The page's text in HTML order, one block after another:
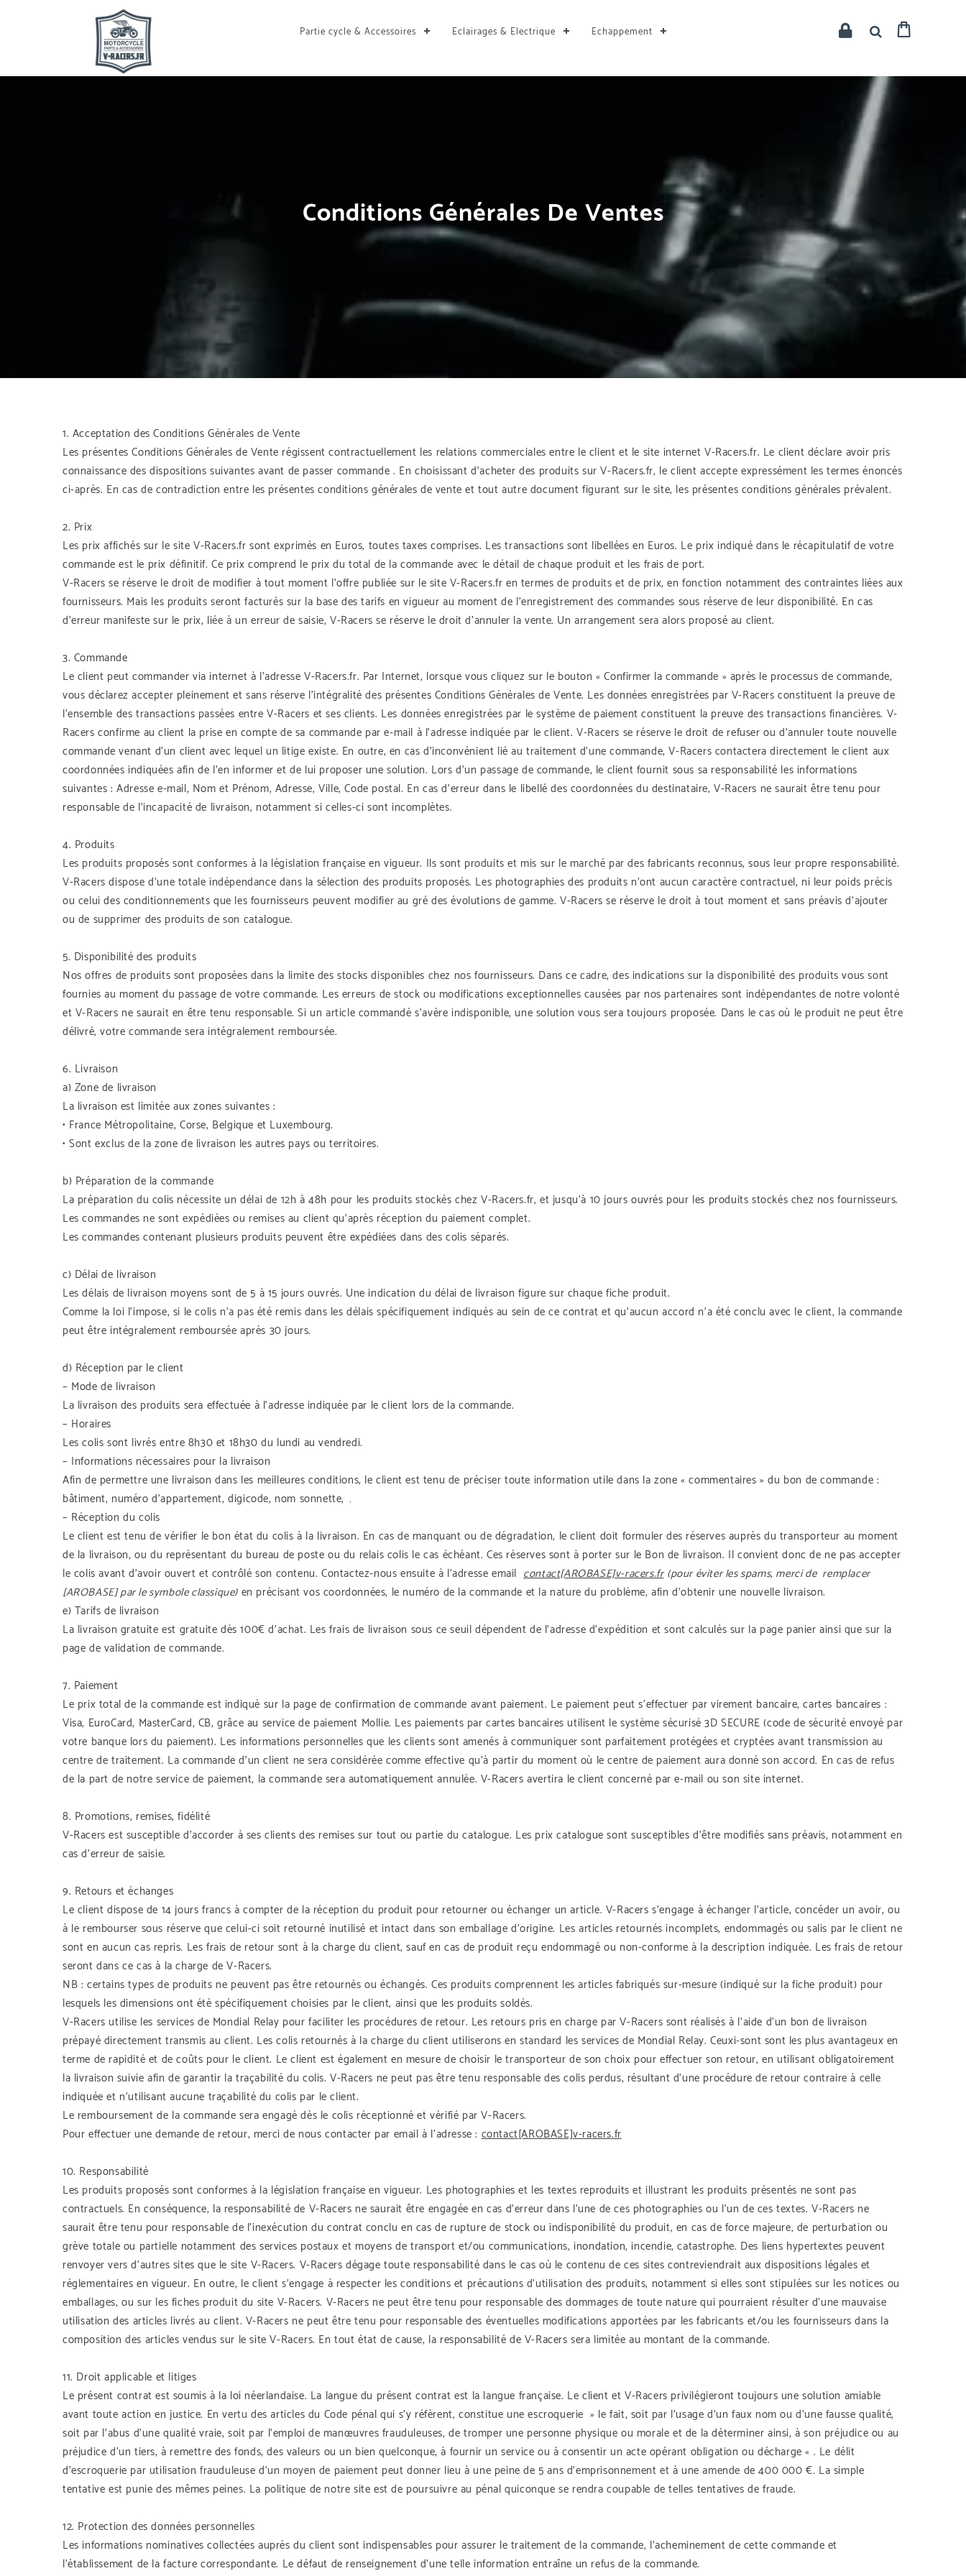
Partie cycle & Accessoires Eclairages & Electrique Echappement
Conditions Générales De Ventes
1. Acceptation des Conditions Générales de Vente
Les présentes Conditions Générales de Vente régissent contractuellement les relations commerciales entre le client et le site internet V-Racers.fr. Le client déclare avoir pris
connaissance des dispositions suivantes avant de passer commande . En choisissant d’acheter des produits sur V-Racers.fr, le client accepte expressément les termes énoncés
ci-après. En cas de contradiction entre les présentes conditions générales de vente et tout autre document figurant sur le site, les présentes conditions générales prévalent.
2. Prix
Les prix affichés sur le site V-Racers.fr sont exprimés en Euros, toutes taxes comprises. Les transactions sont libellées en Euros. Le prix indiqué dans le récapitulatif de votre
commande est le prix définitif. Ce prix comprend le prix du total de la commande avec le détail de chaque produit et les frais de port.
V-Racers se réserve le droit de modifier à tout moment l’offre publiée sur le site V-Racers.fr en termes de produits et de prix, en fonction notamment des contraintes liées aux
fournisseurs. Mais les produits seront facturés sur la base des tarifs en vigueur au moment de l’enregistrement des commandes sous réserve de leur disponibilité. En cas
d’erreur manifeste sur le prix, liée à un erreur de saisie, V-Racers se réserve le droit d’annuler la vente. Un arrangement sera alors proposé au client.
3. Commande
Le client peut commander via internet à l’adresse V-Racers.fr. Par Internet, lorsque vous cliquez sur le bouton « Confirmer la commande » après le processus de commande,
vous déclarez accepter pleinement et sans réserve l’intégralité des présentes Conditions Générales de Vente. Les données enregistrées par V-Racers constituent la preuve de
l’ensemble des transactions passées entre V-Racers et ses clients. Les données enregistrées par le système de paiement constituent la preuve des transactions financières. V-
Racers confirme au client la prise en compte de sa commande par e-mail à l’adresse indiquée par le client. V-Racers se réserve le droit de refuser ou d’annuler toute nouvelle
commande venant d’un client avec lequel un litige existe. En outre, en cas d’inconvénient lié au traitement d’une commande, V-Racers contactera directement le client aux
coordonnées indiquées afin de l’en informer et de lui proposer une solution. Lors d’un passage de commande, le client fournit sous sa responsabilité les informations
suivantes : Adresse e-mail, Nom et Prénom, Adresse, Ville, Code postal. En cas d’erreur dans le libellé des coordonnées du destinataire, V-Racers ne saurait être tenu pour
responsable de l’incapacité de livraison, notamment si celles-ci sont incomplètes.
4. Produits
Les produits proposés sont conformes à la législation française en vigueur. Ils sont produits et mis sur le marché par des fabricants reconnus, sous leur propre responsabilité.
V-Racers dispose d’une totale indépendance dans la sélection des produits proposés. Les photographies des produits n’ont aucun caractère contractuel, ni leur poids précis
ou celui des conditionnements que les fournisseurs peuvent modifier au gré des évolutions de gamme. V-Racers se réserve le droit à tout moment et sans préavis d’ajouter
ou de supprimer des produits de son catalogue.
5. Disponibilité des produits
Nos offres de produits sont proposées dans la limite des stocks disponibles chez nos fournisseurs. Dans ce cadre, des indications sur la disponibilité des produits vous sont
fournies au moment du passage de votre commande. Les erreurs de stock ou modifications exceptionnelles causées par nos partenaires sont indépendantes de notre volonté
et V-Racers ne saurait en être tenu responsable. Si un article commandé s’avère indisponible, une solution vous sera toujours proposée. Dans le cas où le produit ne peut être
délivré, votre commande sera intégralement remboursée.
6. Livraison
a) Zone de livraison
La livraison est limitée aux zones suivantes :
• France Métropolitaine, Corse, Belgique et Luxembourg.
• Sont exclus de la zone de livraison les autres pays ou territoires.
b) Préparation de la commande
La préparation du colis nécessite un délai de 12h à 48h pour les produits stockés chez V-Racers.fr, et jusqu’à 10 jours ouvrés pour les produits stockés chez nos fournisseurs.
Les commandes ne sont expédiées ou remises au client qu’après réception du paiement complet.
Les commandes contenant plusieurs produits peuvent être expédiées dans des colis séparés.
c) Délai de livraison
Les délais de livraison moyens sont de 5 à 15 jours ouvrés. Une indication du délai de livraison figure sur chaque fiche produit.
Comme la loi l’impose, si le colis n’a pas été remis dans les délais spécifiquement indiqués au sein de ce contrat et qu’aucun accord n’a été conclu avec le client, la commande
peut être intégralement remboursée après 30 jours.
d) Réception par le client
– Mode de livraison
La livraison des produits sera effectuée à l’adresse indiquée par le client lors de la commande.
– Horaires
Les colis sont livrés entre 8h30 et 18h30 du lundi au vendredi.
– Informations nécessaires pour la livraison
Afin de permettre une livraison dans les meilleures conditions, le client est tenu de préciser toute information utile dans la zone « commentaires » du bon de commande :
bâtiment, numéro d’appartement, digicode, nom sonnette, …
– Réception du colis
Le client est tenu de vérifier le bon état du colis à la livraison. En cas de manquant ou de dégradation, le client doit formuler des réserves auprès du transporteur au moment
de la livraison, ou du représentant du bureau de poste ou du relais colis le cas échéant. Ces réserves sont à porter sur le Bon de livraison. Il convient donc de ne pas accepter
le colis avant d’avoir ouvert et contrôlé son contenu. Contactez-nous ensuite à l’adresse emailcontact[AROBASE]v-racers.fr(pour éviter les spams, merci de remplacer
[AROBASE] par le symbole classique) en précisant vos coordonnées, le numéro de la commande et la nature du problème, afin d’obtenir une nouvelle livraison.
e) Tarifs de livraison
La livraison gratuite est gratuite dès 100€ d’achat. Les frais de livraison sous ce seuil dépendent de l’adresse d’expédition et sont calculés sur la page panier ainsi que sur la
page de validation de commande.
7. Paiement
Le prix total de la commande est indiqué sur la page de confirmation de commande avant paiement. Le paiement peut s’effectuer par virement bancaire, cartes bancaires :
Visa, EuroCard, MasterCard, CB, grâce au service de paiement Mollie. Les paiements par cartes bancaires utilisent le système sécurisé 3D SECURE (code de sécurité envoyé par
votre banque lors du paiement). Les informations personnelles que les clients sont amenés à communiquer sont parfaitement protégées et cryptées avant transmission au
centre de traitement. La commande d’un client ne sera considérée comme effective qu’à partir du moment où le centre de paiement aura donné son accord. En cas de refus
de la part de notre service de paiement, la commande sera automatiquement annulée. V-Racers avertira le client concerné par e-mail ou son site internet.
8. Promotions, remises, fidélité
V-Racers est susceptible d’accorder à ses clients des remises sur tout ou partie du catalogue. Les prix catalogue sont susceptibles d’être modifiés sans préavis, notamment en
cas d’erreur de saisie.
9. Retours et échanges
Le client dispose de 14 jours francs à compter de la réception du produit pour retourner ou échanger un article. V-Racers s’engage à échanger l’article, concéder un avoir, ou
à le rembourser sous réserve que celui-ci soit retourné inutilisé et intact dans son emballage d’origine. Les articles retournés incomplets, endommagés ou salis par le client ne
sont en aucun cas repris. Les frais de retour sont à la charge du client, sauf en cas de produit reçu endommagé ou non-conforme à la description indiquée. Les frais de retour
seront dans ce cas à la charge de V-Racers.
NB : certains types de produits ne peuvent pas être retournés ou échangés. Ces produits comprennent les articles fabriqués sur-mesure (indiqué sur la fiche produit) pour
lesquels les dimensions ont été spécifiquement choisies par le client, ainsi que les produits soldés.
V-Racers utilise les services de Mondial Relay pour faciliter les procédures de retour. Les retours pris en charge par V-Racers sont réalisés à l’aide d’un bon de livraison
prépayé directement transmis au client. Les colis retournés à la charge du client utiliserons en standard les services de Mondial Relay. Ceuxi-sont sont les plus avantageux en
terme de rapidité et de coûts pour le client. Le client est également en mesure de choisir le transporteur de son choix pour effectuer son retour, en utilisant obligatoirement
la livraison suivie afin de garantir la traçabilité du colis. V-Racers ne peut pas être tenu responsable des colis perdus, résultant d’une procédure de retour contraire à celle
indiquée et n’utilisant aucune traçabilité du colis par le client.
Le remboursement de la commande sera engagé dès le colis réceptionné et vérifié par V-Racers.
Pour effectuer une demande de retour, merci de nous contacter par email à l’adresse :contact[AROBASE]v-racers.fr
10. Responsabilité
Les produits proposés sont conformes à la législation française en vigueur. Les photographies et les textes reproduits et illustrant les produits présentés ne sont pas
contractuels. En conséquence, la responsabilité de V-Racers ne saurait être engagée en cas d’erreur dans l’une de ces photographies ou l’un de ces textes. V-Racers ne
saurait être tenu pour responsable de l’inexécution du contrat conclu en cas de rupture de stock ou indisponibilité du produit, en cas de force majeure, de perturbation ou
grève totale ou partielle notamment des services postaux et moyens de transport et/ou communications, inondation, incendie, catastrophe. Des liens hypertextes peuvent
renvoyer vers d’autres sites que le site V-Racers. V-Racers dégage toute responsabilité dans le cas où le contenu de ces sites contreviendrait aux dispositions légales et
réglementaires en vigueur. En outre, le client s’engage à respecter les conditions et précautions d’utilisation des produits, notamment si elles sont stipulées sur les notices ou
emballages, ou sur les fiches produit du site V-Racers. V-Racers ne peut être tenu pour responsable des dommages de toute nature qui pourraient résulter d’une mauvaise
utilisation des articles livrés au client. V-Racers ne peut être tenu pour responsable des éventuelles modifications apportées par les fabricants et/ou les fournisseurs dans la
composition des articles vendus sur le site V-Racers. En tout état de cause, la responsabilité de V-Racers sera limitée au montant de la commande.
11. Droit applicable et litiges
Le présent contrat est soumis à la loi néerlandaise. La langue du présent contrat est la langue française. Le client et V-Racers privilégieront toujours une solution amiable
avant toute action en justice. En vertu des articles du Code pénal qui s’y réfèrent, constitue une escroquerie » le fait, soit par l’usage d’un faux nom ou d’une fausse qualité,
soit par l’abus d’une qualité vraie, soit par l’emploi de manœuvres frauduleuses, de tromper une personne physique ou morale et de la déterminer ainsi, à son préjudice ou au
préjudice d’un tiers, à remettre des fonds, des valeurs ou un bien quelconque, à fournir un service ou à consentir un acte opérant obligation ou décharge « . Le délit
d’escroquerie par utilisation frauduleuse d’un moyen de paiement peut donner lieu à une peine de 5 ans d’emprisonnement et à une amende de 400 000 €. La simple
tentative est punie des mêmes peines. La politique de notre site est de poursuivre au pénal quiconque se rendra coupable de telles tentatives de fraude.
12. Protection des données personnelles
Les informations nominatives collectées auprès du client sont indispensables pour assurer le traitement de la commande, l’acheminement de cette commande et
l’établissement de la facture correspondante. Le défaut de renseignement d’une telle information entraîne un refus de la commande.